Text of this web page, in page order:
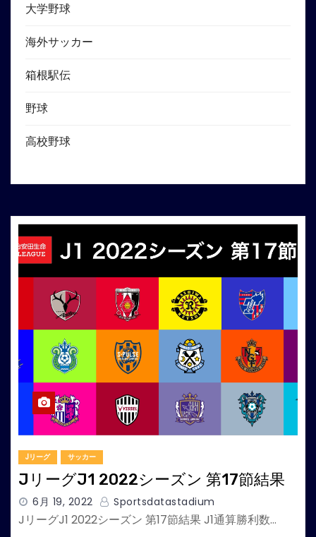
大学野球
海外サッカー
箱根駅伝
野球
高校野球
Jリーグ サッカー
JリーグJ1 2022シーズン 第17節結果
6月 19, 2022 Sportsdatastadium
JリーグJ1 2022シーズン 第17節結果 J1通算勝利数…